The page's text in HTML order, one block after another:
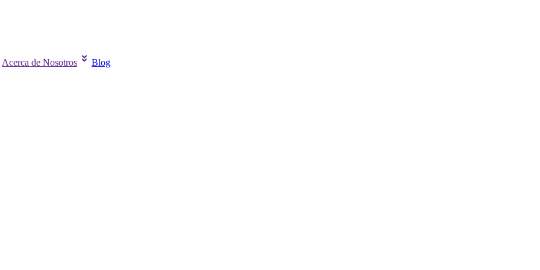
Acerca de Nosotros Blog